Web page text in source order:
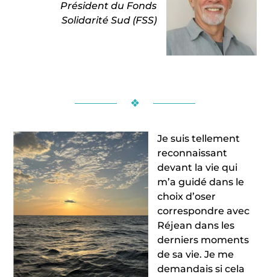
Président du Fonds
Solidarité Sud (FSS)
❖
Je suis tellement
reconnaissant
devant la vie qui
m’a guidé dans le
choix d’oser
correspondre avec
Réjean dans les
derniers moments
de sa vie. Je me
demandais si cela